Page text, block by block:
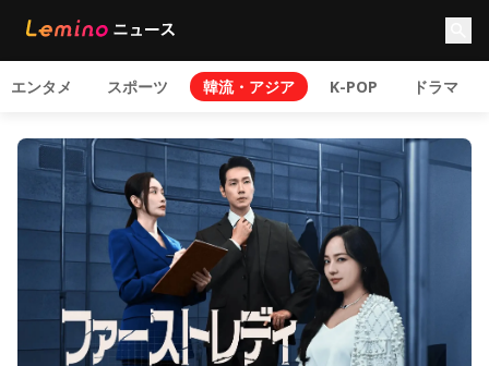
エンタメ スポーツ 韓流・アジア K-POP ドラマ